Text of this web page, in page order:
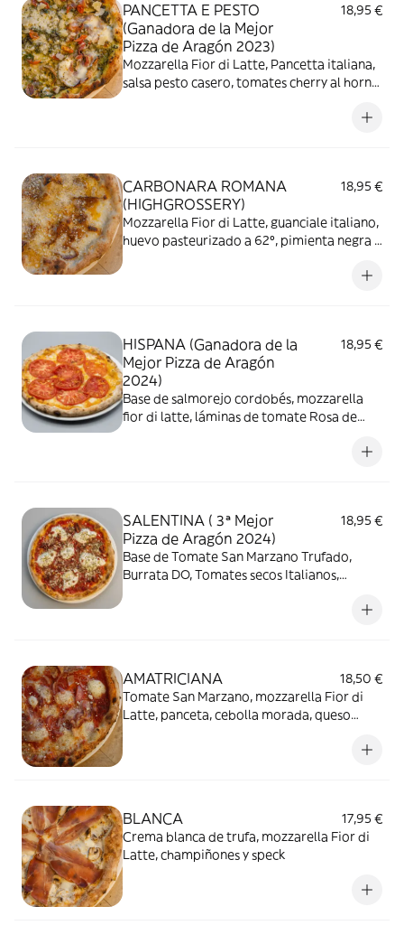
PANCETTA E PESTO
(Ganadora de la Mejor
Pizza de Aragón 2023)
18,95 €
Mozzarella Fior di Latte, Pancetta italiana,
salsa pesto casero, tomates cherry al horno
CARBONARA ROMANA
(HIGHGROSSERY)
18,95 €
Mozzarella Fior di Latte, guanciale italiano,
huevo pasteurizado a 62º, pimienta negra y
HISPANA (Ganadora de la
Mejor Pizza de Aragón
2024)
18,95 €
Base de salmorejo cordobés, mozzarella
fior di latte, láminas de tomate Rosa de
SALENTINA ( 3ª Mejor
Pizza de Aragón 2024)
18,95 €
Base de Tomate San Marzano Trufado,
Burrata DO, Tomates secos Italianos,
AMATRICIANA
18,50 €
Tomate San Marzano, mozzarella Fior di
Latte, panceta, cebolla morada, queso
BLANCA
17,95 €
Crema blanca de trufa, mozzarella Fior di
Latte, champiñones y speck